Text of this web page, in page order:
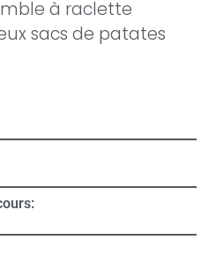
à raclette
sacs de patates